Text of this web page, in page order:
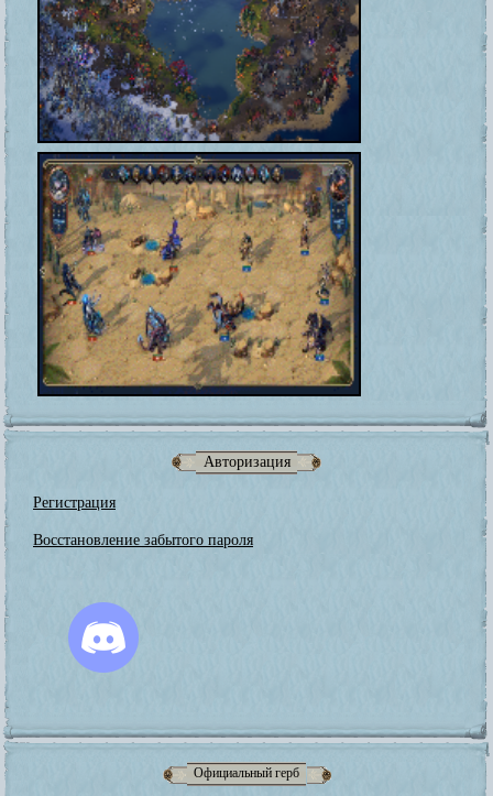
Авторизация
Регистрация
Восстановление забытого пароля
Официальный герб